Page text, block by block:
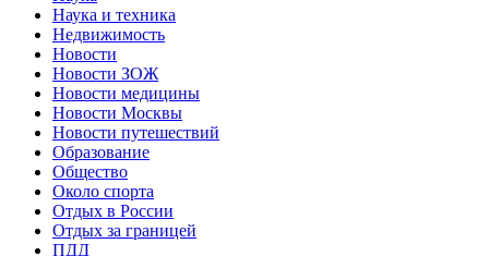
Наука и техника
Недвижимость
Новости
Новости ЗОЖ
Новости медицины
Новости Москвы
Новости путешествий
Образование
Общество
Около спорта
Отдых в России
Отдых за границей
ПДД